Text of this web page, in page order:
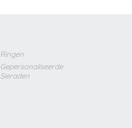
Ringen
Gepersonaliseerde
Sieraden